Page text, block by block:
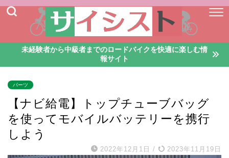
未経験者から中級者までのロードバイクを快適に楽しむ情
報サイト
パーツ
【ナビ給電】トップチューブバッグ
を使ってモバイルバッテリーを携行
しよう
2022年12月1日 / 2023年11月19日